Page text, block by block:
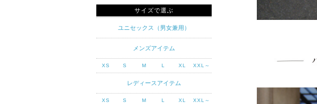
サイズで選ぶ
ユニセックス（男女兼用）
メンズアイテム
XS S M L XL XXL～
レディースアイテム
XS S M L XL XXL～